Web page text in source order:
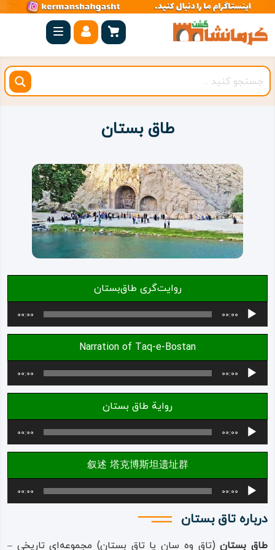
صفحه
اصلی
کرمانشاه
شهرستان
روستاهای
اقامتگاه
ویژه
ویدئو
درباره
طاق‌ بستان
روایت‌گری طاق‌بستان
پخش‌کننده
صوت
00:00
00:00
Narration of Taq-e-Bostan
پخش‌کننده
صوت
00:00
00:00
رواية طاق بستان
پخش‌کننده
صوت
00:00
00:00
叙述 塔克博斯坦遗址群
پخش‌کننده
صوت
00:00
00:00
درباره تاق بستان
طاق‌ بستان(تاق‌ وه‌ سان یا تاق بستان) مجموعه‌ای تاریخی‌ –